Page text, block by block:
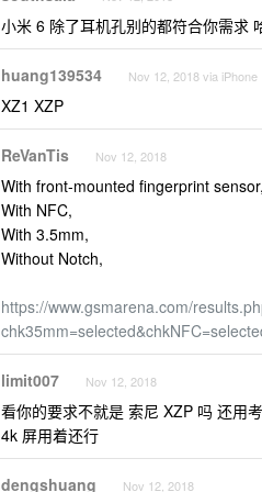
小米 6 除了耳机孔别的都符合你需求
huang139534 Nov 12, 2018 via iPhone
XZ1 XZP
ReVanTis Nov 12, 2018
With front-mounted fingerprint
With NFC,
With 3.5mm,
Without Notch,
https://www.gsmarena.com/
limit007 Nov 12, 2018
看你的要求不就是 索尼 XZP 吗 还用
4k 屏用着还行
dengshuang Nov 12, 2018